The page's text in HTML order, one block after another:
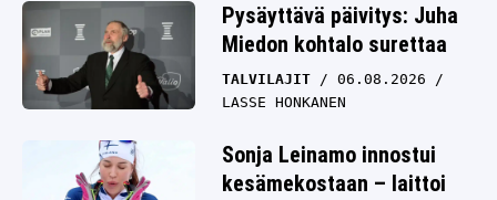
Pysäyttävä päivitys: Juha
Miedon kohtalo surettaa
TALVILAJIT
06.08.2026
LASSE HONKANEN
Sonja Leinamo innostui
kesämekostaan – laittoi